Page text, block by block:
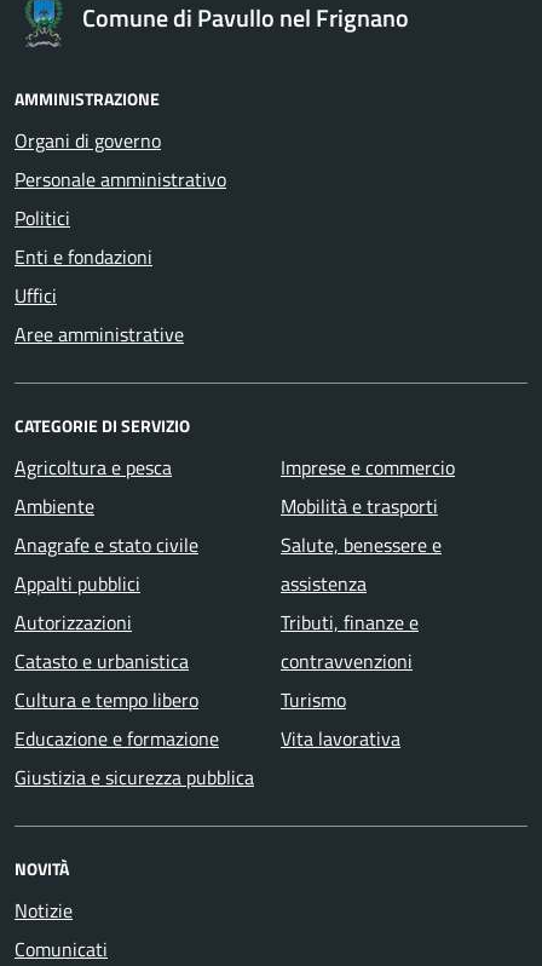
Comune di Pavullo nel Frignano
AMMINISTRAZIONE
Organi di governo
Personale amministrativo
Politici
Enti e fondazioni
Uffici
Aree amministrative
CATEGORIE DI SERVIZIO
Agricoltura e pesca
Ambiente
Anagrafe e stato civile
Appalti pubblici
Autorizzazioni
Catasto e urbanistica
Cultura e tempo libero
Educazione e formazione
Giustizia e sicurezza pubblica
Imprese e commercio
Mobilità e trasporti
Salute, benessere e
assistenza
Tributi, finanze e
contravvenzioni
Turismo
Vita lavorativa
NOVITÀ
Notizie
Comunicati